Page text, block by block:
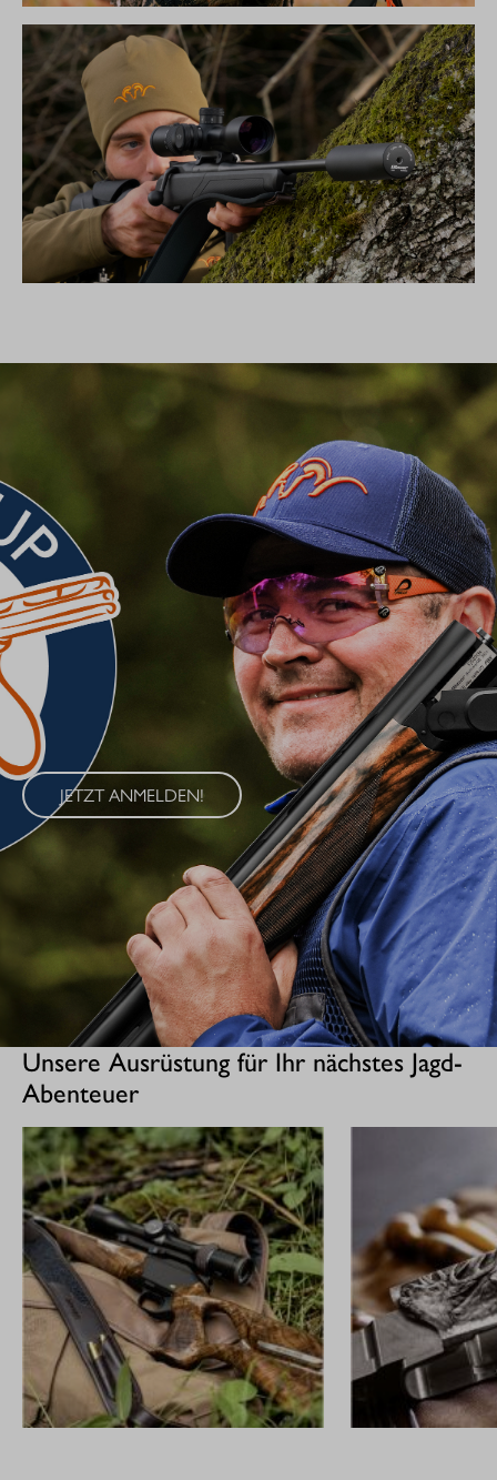
DIE NEUE SILENCE KOLLEKTION
BLASER CUP 2026
Erleben Sie den Blaser Cup 2026 – eine exklusive Serie von
Wettkämpfen im Wurfscheibenschießen, die an vier
renommierten Standorten in Deutschland ausgetragen wird. Der
Blaser Cup bietet Schützen aller Klassen die Möglichkeit, ihre
Fähigkeiten im sportlichen Wettkampf unter Beweis zu stellen.
JETZT ANMELDEN!
Unsere Ausrüstung für Ihr nächstes Jagd-
Abenteuer